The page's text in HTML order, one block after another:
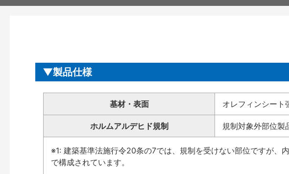
製品仕様
基材・表面 オレフィンシート
ホルムアルデヒド規制 規制対象外部位製
※1: 建築基準法施行令20条の7では、規制を受けない部位ですが
で構成されています。